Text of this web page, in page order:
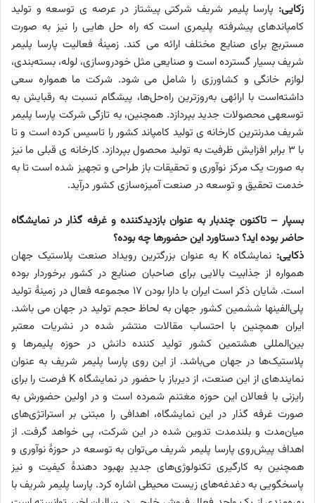
زکایی: پارسا پلیمر شریف شرکتی پیشتاز در عرصه­ ی توسعه و تولید
کامپاندهای پیشرفته پلیمری است که راه حل هایی را نیز به صورت
مستربچ برای صنایع مختلف ارائه می کند. زمینۀ فعالیت پارسا پلیمر
شریف بسیار گسترده است و صنایعی مثل خودروسازی، لوله، بسته‌بندی،
لوازم خانگی و کشاورزی را شامل می شود. شرکت ما همواره سعی
داشته‌است با ارائه­ی به‌روزترین راه‌حل‌ها، پیشگام نسبت به رقبایش به
توسعه­ی محصولات جدید بپردازد. همچنین، به تازگی شرکت پارسا پلیمر
شریف مدرنترین کارخانه ­ی تولید کامپاند کشور را تاسیس کرده ‌است و تا
با 3 برابر افزایش ظرفیت به تولید محصول بپردازد. کارخانه ­ی قبلی ما نیز
به صورت یک مرکز نوآوری و تحقیقات باز طراحی و تجهیز شده ‌است تا به
خدمت تحقیق و توسعه در صنعت آمیزه‌سازی کشور درآید.
بسپار – تاکنون چندبار به عنوان بازدیدکننده و غرفه گذار در نمایشگاه
حاضر بوده اید؟ دستاورد این حضورها چه بوده؟
ذکایی: نمایشگاهK به عنوان بزرگترین رویداد صنعت پلاستیک جهان
همواره از جذابیت بالایی برای صاحبان صنایع در کشور برخوردار بوده
است. شایان ذکر است ایران با دارا بودن 17 مجموعه فعال در زمینۀ تولید
پلی‌الفین­ها ششمین کشور جهان به لحاظ حجم تولید در جهان می باشد.
ایران همچنین با احتساب مقالات منتشر شده در نشریات معتبر
بین‌المللی هشتمین کشور تولید کننده دانش در حوزه پلیمرها و
پلاستیک‌ها در جهان می‌باشد. از این روی پارسا پلیمر شریف به عنوان
نماینده­ای از این صنعت، از دیرباز با حضور در نمایشگاه K فرصت را برای
رایزنی با فعالان این حوزه مغتنم شمرده است و در اولین حضورش به
صورت غرفه ­گذار در این نمایشگاه، اهدافی را مبتنی بر استراتژی‌های
میان‌مدت و بلندمدت تدوین شده در این شرکت، پی خواهد گرفت. از
اهداف پیش‌روی پارسا پلیمر شریف می‌توان به توسعه در حوزۀ نوآوری و
همچنین به کارگیری تکنولوژی‌های جدیدِ بهبود دهندۀ کیفیت و نیز
پاسخگویی به دغدغه‌های زیست محیطی اشاره کرد. پارسا پلیمر شریف با